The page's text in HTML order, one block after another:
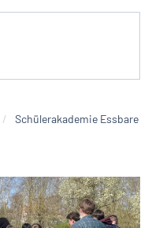
Schülerakademie Essbare